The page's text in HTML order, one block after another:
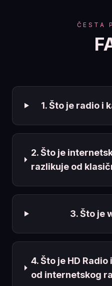
ČESTA
1. Što je radio i
2. Što je
razlikuje od
3. Što je
4. Što je HD
od internetskog